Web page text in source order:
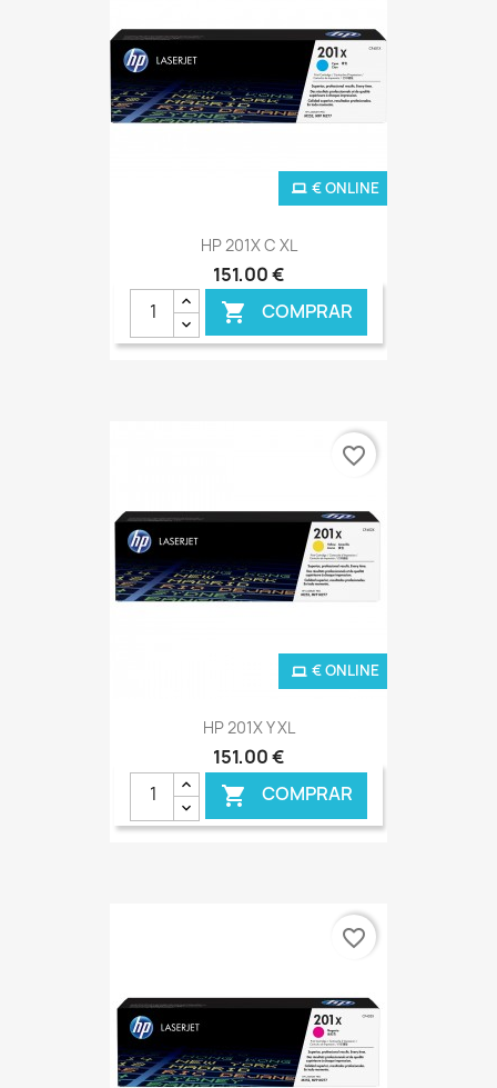
HP 201X C XL
151,00 €
 COMPRAR
€ ONLINE
HP 201X Y XL
151,00 €
 COMPRAR
€ ONLINE
favorite_border
favorite_border